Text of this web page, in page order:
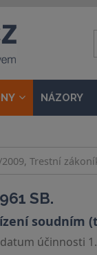
NÁZORY
SB.
soudním
účinnosti